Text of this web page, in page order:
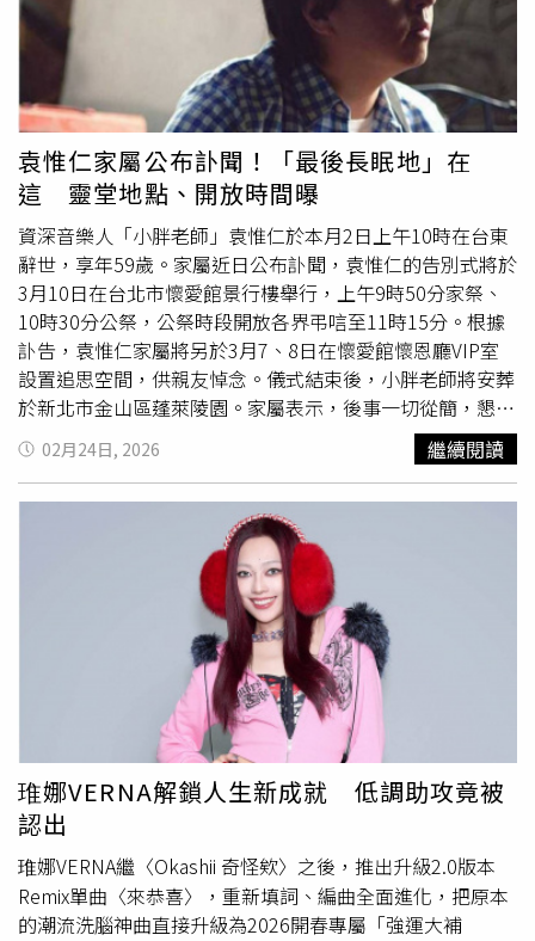
角演繹櫻子媽媽30年的歲月。（圖／瘋戲樂工作室提供）首
次加入音樂劇《櫻子媽媽與她的三個男人》的黃鐙輝，在劇
中一口氣挑戰三個角色，包括駐唱歌手、黑道小弟以及日本
客人。他笑說自己多年來其實一直對外釋出「我是歌手」的
訊號，如今終於被劇組接收到，「能夠在舞台上唱歌、完成
夢想，當然要接下這個演出。」對於一人分飾三角的表演挑
戰，黃鐙輝表示每個角色都有不同的表演方式，其中最困難
的是飾演日本客人，因為必須練習帶有日本語感的國語口
音。他也透露自己其實看過許富凱演出的版本，一開始難免
感受到來自「金曲歌王」的壓力，不過主創團隊也不斷灌輸
他心靈雞湯，表示他本身就是一位具有音樂天份的演員，只
要順著角色出發，自然能將歌曲詮釋得動人。王為與方宥心
這對夫妻檔再次合作，平常會把排練延伸到生活之中。王為
笑說，宥心是遇到問題就想立刻解決的個性，因此有時候他
正在洗澡或上廁所，她也會突然衝進來討論劇本，「聊著聊
著就開始排戲」。他也分享，在櫻子的人生中，每個遇到的
人都為她留下不同的顏色，而這些顏色會在歌聲裡慢慢讓觀
眾感受到人生。音樂劇《櫻子媽媽與她的三個男人》將於
2026年4月3日至4月12日於臺北表演藝術中心演出，共計
10場，購票請洽OPENTIX。更多演出資訊請關注瘋戲樂工
作室官方社群平台。音樂劇《櫻子媽媽與他的三個男人》四
月重磅登場。（圖／瘋戲樂工作室提供）
袁惟仁家屬公布訃聞！「最後長眠地」在
這 靈堂地點、開放時間曝
資深音樂人「小胖老師」袁惟仁於本月2日上午10時在台東
辭世，享年59歲。家屬近日公布訃聞，袁惟仁的告別式將於
3月10日在台北市懷愛館景行樓舉行，上午9時50分家祭、
10時30分公祭，公祭時段開放各界弔唁至11時15分。根據
訃告，袁惟仁家屬將另於3月7、8日在懷愛館懷恩廳VIP室
設置追思空間，供親友悼念。儀式結束後，小胖老師將安葬
於新北市金山區蓬萊陵園。家屬表示，後事一切從簡，懇辭
奠儀與花籃，盼外界以祝福與思念送別。袁惟仁1986年以
雙人組合「凡人二重唱」開始於民歌餐廳
，1991年推
出第一張專輯《杜鵑鳥的黃昏》，入圍第4屆金曲獎最佳演
唱組獎，之後的數張專輯均獲得外界肯定。1996年，袁惟
仁進入上華唱片製作部，陸續擔任S.H.E、動力火車、齊
秦、迪克牛仔、熊天平、許美靜等歌手的專輯製作人。
1998年，袁惟仁為歌手那英寫下《征服》和《夢醒了》，
其中《征服》入圍第10屆金曲獎最佳作詞和最佳作曲人獎。
同年10月，他與多位創作人一起推出《亞洲創作人原音大
碟》，其演唱個人作品《征服》，獲中華音樂人交流協會選
為當月最佳單曲。2007年，袁惟仁擔任中視選秀節目《超
級星光大道》評審，其犀利又不失溫暖的講評風格深受觀眾
喜愛，被親切暱稱為「小胖老師」，再度迎來事業另一波高
峰。2018年10月17日，袁惟仁在上海意外跌倒，頭部受傷
引發腦溢血，緊急送往上海瑞金醫院治療，同時被檢查出腦
部有良性腫瘤。同年12月下旬，袁惟仁清醒後離開上海，返
回台灣繼續治療，不料他於2020年10月又在台東老家不慎
跌倒，經搶救後撿回一命，但也被醫生判定為無意識的植物
02月24日, 2026 繼續閱讀
琟娜VERNA解鎖人生新成就 低調助攻竟被
認出
琟娜VERNA繼〈Okashii 奇怪欸〉之後，推出升級2.0版本
Remix單曲〈來恭喜〉，重新填詞、編曲全面進化，把原本
的潮流洗腦神曲直接升級為2026開春專屬「強運大補